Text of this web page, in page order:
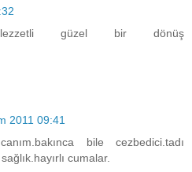
güzel bir dönüş
2011 09:41
bile cezbedici.tadı
cumalar.